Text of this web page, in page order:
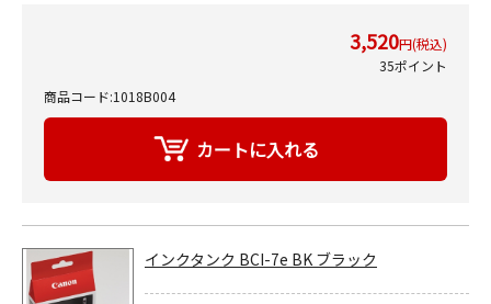
3,520円(税込)
35ポイント
商品コード:1018B004
インクタンク BCI-7e BK ブラック